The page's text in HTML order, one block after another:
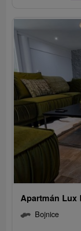
Apartmán Lux
Bojnice